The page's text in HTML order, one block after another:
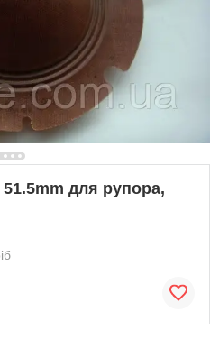
для рупора,